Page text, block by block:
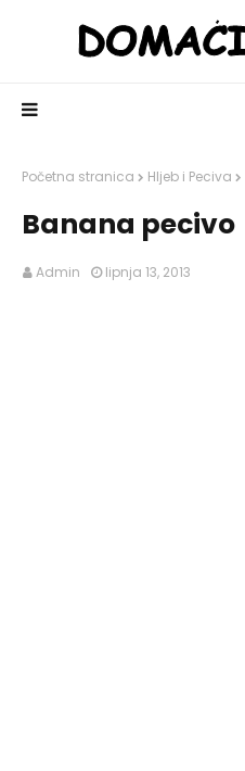
Početna stranica Hljeb i Peciva
Banana pecivo
Admin lipnja 13, 2013